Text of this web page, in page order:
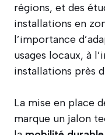
régions, et des
installations en
l’importance
usages locaux, à
installations près
La mise en place
marque un jalon